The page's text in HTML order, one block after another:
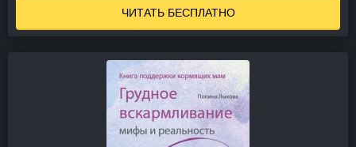
ЧИТАТЬ БЕСПЛАТНО